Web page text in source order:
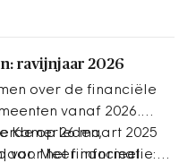
Deze agenda heeft
jeugdzorgstelsel
ravijnjaar 2026
over de financiële
vanaf 2026.
Kamerleden,
voor het financieel
op 26 maart 2025
Meer informatie: